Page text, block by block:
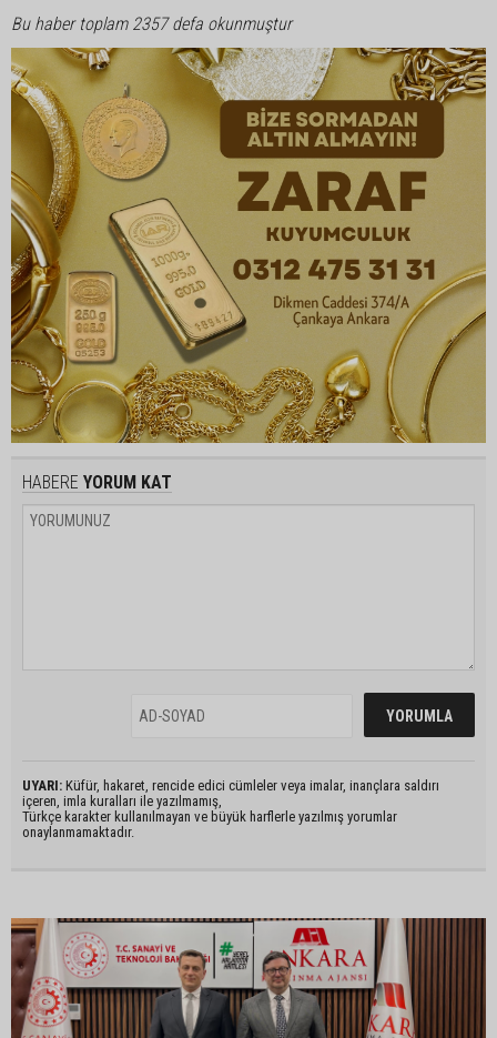
Bu haber toplam 2357 defa okunmuştur
HABERE YORUM KAT
UYARI: Küfür, hakaret, rencide edici cümleler veya imalar, inançlara saldırı
içeren, imla kuralları ile yazılmamış,
Türkçe karakter kullanılmayan ve büyük harflerle yazılmış yorumlar
onaylanmamaktadır.